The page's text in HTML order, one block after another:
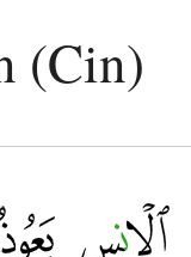
(Cin)